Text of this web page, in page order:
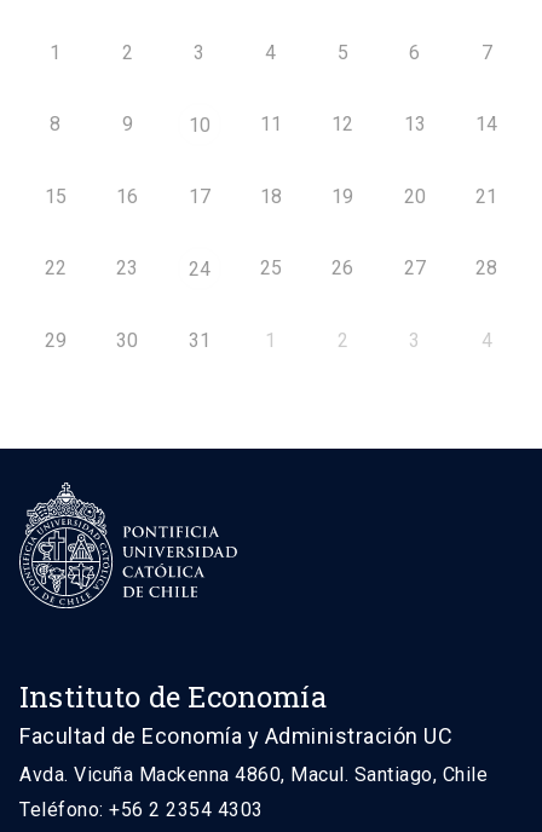
1 2 3 4 5 6 7
8 9 10 11 12 13 14
15 16 17 18 19 20 21
22 23 24 25 26 27 28
29 30 31 1 2 3 4
Instituto de Economía
Facultad de Economía y Administración UC
Avda. Vicuña Mackenna 4860, Macul. Santiago, Chile
Teléfono: +56 2 2354 4303